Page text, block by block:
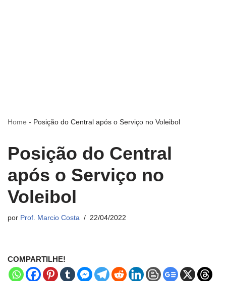
Home - Posição do Central após o Serviço no Voleibol
Posição do Central
após o Serviço no
Voleibol
por Prof. Marcio Costa 22/04/2022
COMPARTILHE!